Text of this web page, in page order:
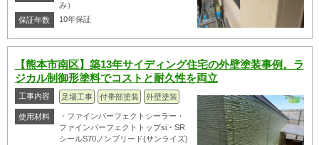
み）
保証年数
10年保証
【熊本市南区】築13年サイディング住宅の外壁塗装事例。ラ
ジカル制御形塗料でコストと耐久性を両立
工事内容 足場工事 付帯部塗装 外壁塗装
使用材料
・ファインパーフェクトシーラー・
ファインパーフェクトトップsi・SR
シールS70ノンブリード(サンライズ)